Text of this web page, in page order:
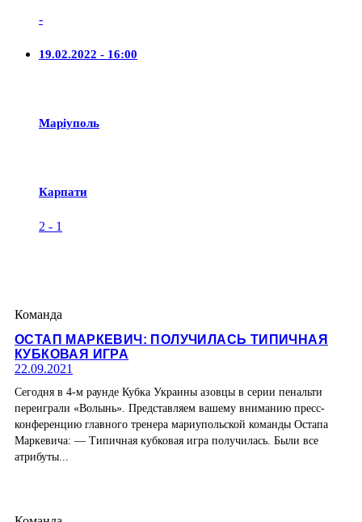
-
19.02.2022 - 16:00
Маріуполь
Карпати
2 - 1
Команда
ОСТАП МАРКЕВИЧ: ПОЛУЧИЛАСЬ ТИПИЧНАЯ
КУБКОВАЯ ИГРА
22.09.2021
Сегодня в 4-м раунде Кубка Украины азовцы в серии пенальти
переиграли «Волынь». Представляем вашему вниманию пресс-
конференцию главного тренера мариупольской команды Остапа
Маркевича: — Типичная кубковая игра получилась. Были все
атрибуты...